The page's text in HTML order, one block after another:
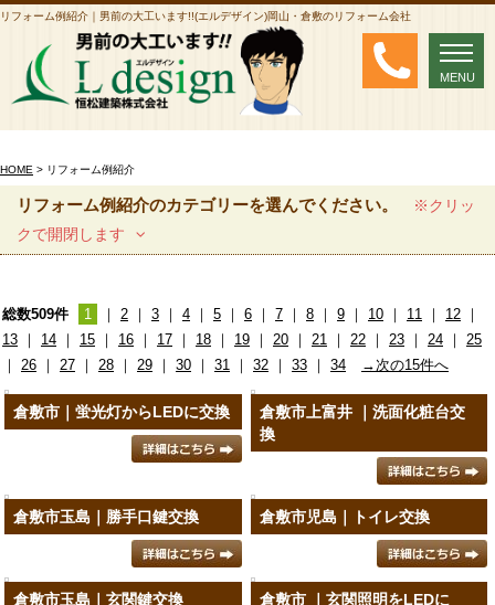
リフォーム例紹介｜男前の大工います!!(エルデザイン)岡山・倉敷のリフォーム会社
MENU
HOME > リフォーム例紹介
リフォーム例紹介のカテゴリーを選んでください。
※クリッ
クで開閉します
総数509件 1 ｜ 2 ｜ 3 ｜ 4 ｜ 5 ｜ 6 ｜ 7 ｜ 8 ｜ 9 ｜ 10 ｜ 11 ｜ 12
｜
13
｜ 14 ｜ 15 ｜ 16 ｜ 17 ｜ 18 ｜ 19 ｜ 20 ｜ 21 ｜ 22 ｜ 23 ｜ 24 ｜
25
｜
26 ｜ 27 ｜ 28 ｜ 29 ｜ 30 ｜ 31 ｜ 32 ｜ 33 ｜ 34 →次の15件へ
倉敷市｜蛍光灯からLEDに交換
倉敷市上富井 ｜洗面化粧台交
換
倉敷市玉島｜勝手口鍵交換 倉敷市児島｜トイレ交換
倉敷市玉島｜玄関鍵交換 倉敷市 ｜玄関照明をLEDに
MENU